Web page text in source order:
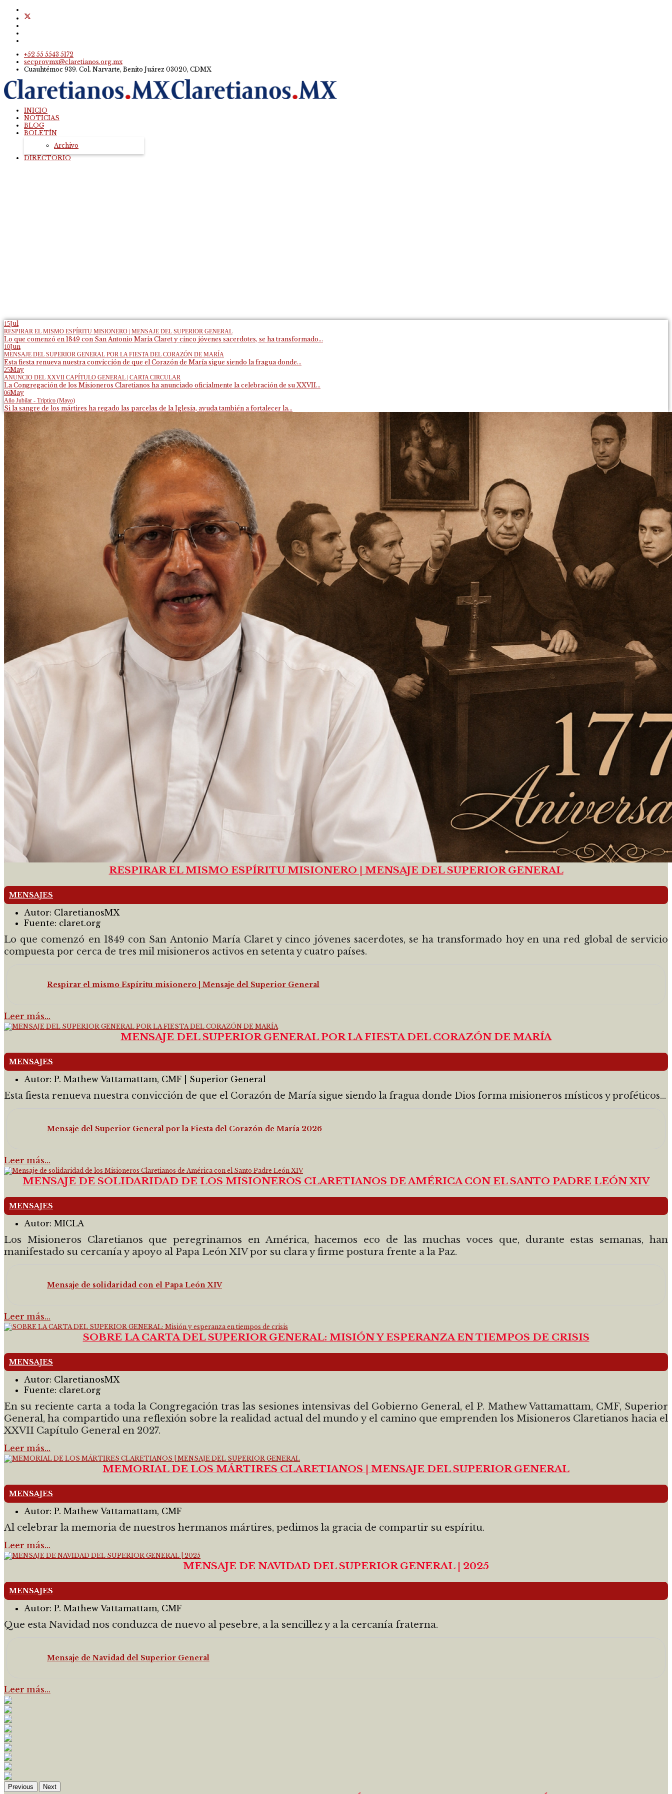
+52 55 5543 5172
secprovmx@claretianos.org.mx
Cuauhtémoc 939. Col. Narvarte, Benito Juárez 03020, CDMX
INICIO
NOTICIAS
BLOG
BOLETÍN
Archivo
DIRECTORIO
15Jul
RESPIRAR EL MISMO ESPÍRITU MISIONERO | MENSAJE DEL SUPERIOR GENERAL
Lo que comenzó en 1849 con San Antonio María Claret y cinco jóvenes sacerdotes, se ha transformado...
10Jun
MENSAJE DEL SUPERIOR GENERAL POR LA FIESTA DEL CORAZÓN DE MARÍA
Esta fiesta renueva nuestra convicción de que el Corazón de María sigue siendo la fragua donde...
25May
ANUNCIO DEL XXVII CAPÍTULO GENERAL | CARTA CIRCULAR
La Congregación de los Misioneros Claretianos ha anunciado oficialmente la celebración de su XXVII...
06May
Año Jubilar - Tríptico (Mayo)
Si la sangre de los mártires ha regado las parcelas de la Iglesia, ayuda también a fortalecer la...
RESPIRAR EL MISMO ESPÍRITU MISIONERO | MENSAJE DEL SUPERIOR GENERAL
MENSAJES
Autor: ClaretianosMX
Fuente: claret.org
Lo que comenzó en 1849 con San Antonio María Claret y cinco jóvenes sacerdotes, se ha transformado hoy en una red global de servicio
compuesta por cerca de tres mil misioneros activos en setenta y cuatro países.
Respirar el mismo Espíritu misionero | Mensaje del Superior General
Leer más…
MENSAJE DEL SUPERIOR GENERAL POR LA FIESTA DEL CORAZÓN DE MARÍA
MENSAJES
Autor: P. Mathew Vattamattam, CMF | Superior General
Esta fiesta renueva nuestra convicción de que el Corazón de María sigue siendo la fragua donde Dios forma misioneros místicos y proféticos...
Mensaje del Superior General por la Fiesta del Corazón de María 2026
Leer más…
MENSAJE DE SOLIDARIDAD DE LOS MISIONEROS CLARETIANOS DE AMÉRICA CON EL SANTO PADRE LEÓN XIV
MENSAJES
Autor: MICLA
Los Misioneros Claretianos que peregrinamos en América, hacemos eco de las muchas voces que, durante estas semanas, han
manifestado su cercanía y apoyo al Papa León XIV por su clara y firme postura frente a la Paz.
Mensaje de solidaridad con el Papa León XIV
Leer más…
SOBRE LA CARTA DEL SUPERIOR GENERAL: MISIÓN Y ESPERANZA EN TIEMPOS DE CRISIS
MENSAJES
Autor: ClaretianosMX
Fuente: claret.org
En su reciente carta a toda la Congregación tras las sesiones intensivas del Gobierno General, el P. Mathew Vattamattam, CMF, Superior
General, ha compartido una reflexión sobre la realidad actual del mundo y el camino que emprenden los Misioneros Claretianos hacia el
XXVII Capítulo General en 2027.
Leer más…
MEMORIAL DE LOS MÁRTIRES CLARETIANOS | MENSAJE DEL SUPERIOR GENERAL
MENSAJES
Autor: P. Mathew Vattamattam, CMF
Al celebrar la memoria de nuestros hermanos mártires, pedimos la gracia de compartir su espíritu.
Leer más…
MENSAJE DE NAVIDAD DEL SUPERIOR GENERAL | 2025
MENSAJES
Autor: P. Mathew Vattamattam, CMF
Que esta Navidad nos conduzca de nuevo al pesebre, a la sencillez y a la cercanía fraterna.
Mensaje de Navidad del Superior General
Leer más…
Previous Next